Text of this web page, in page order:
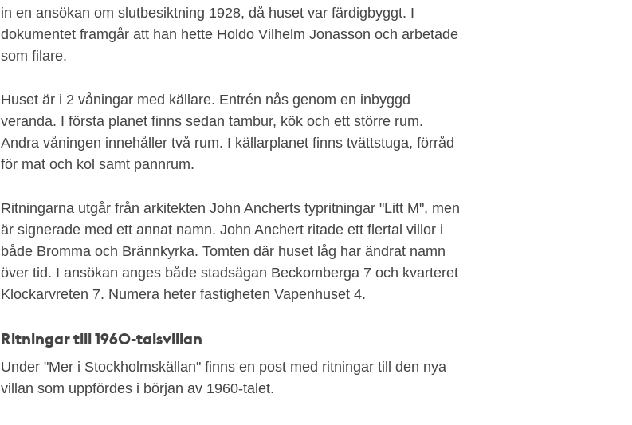
in en ansökan om slutbesiktning 1928, då huset var färdigbyggt. I
dokumentet framgår att han hette Holdo Vilhelm Jonasson och arbetade
som filare.
Huset är i 2 våningar med källare. Entrén nås genom en inbyggd
veranda. I första planet finns sedan tambur, kök och ett större rum.
Andra våningen innehåller två rum. I källarplanet finns tvättstuga, förråd
för mat och kol samt pannrum.
Ritningarna utgår från arkitekten John Ancherts typritningar "Litt M", men
är signerade med ett annat namn. John Anchert ritade ett flertal villor i
både Bromma och Brännkyrka. Tomten där huset låg har ändrat namn
över tid. I ansökan anges både stadsägan Beckomberga 7 och kvarteret
Klockarvreten 7. Numera heter fastigheten Vapenhuset 4.
Ritningar till 1960-talsvillan
Under "Mer i Stockholmskällan" finns en post med ritningar till den nya
villan som uppfördes i början av 1960-talet.